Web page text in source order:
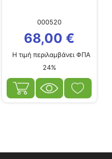
000520
68,00 €
Η τιμή περιλαμβάνει ΦΠΑ
24%